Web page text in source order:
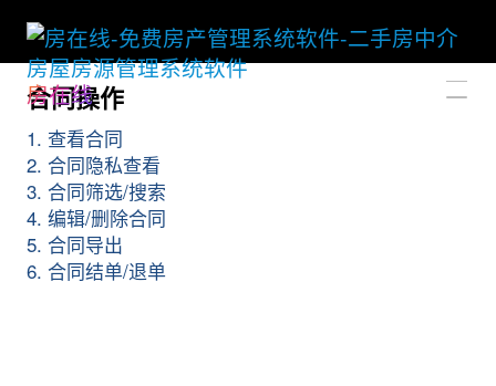
房在线
合同操作
1. 查看合同
2. 合同隐私查看
3. 合同筛选/搜索
4. 编辑/删除合同
5. 合同导出
6. 合同结单/退单